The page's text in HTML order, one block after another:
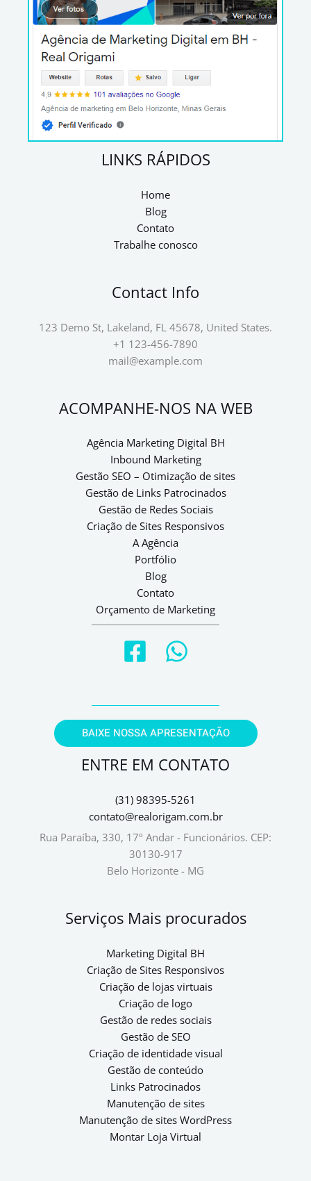
LINKS RÁPIDOS
Home
Blog
Contato
Trabalhe conosco
Contact Info
123 Demo St, Lakeland, FL 45678, United States.
+1 123-456-7890
mail@example.com
ACOMPANHE-NOS NA WEB
Agência Marketing Digital BH
Inbound Marketing
Gestão SEO – Otimização de sites
Gestão de Links Patrocinados
Gestão de Redes Sociais
Criação de Sites Responsivos
A Agência
Portfólio
Blog
Contato
Orçamento de Marketing
BAIXE NOSSA APRESENTAÇÃO
ENTRE EM CONTATO
(31) 98395-5261
contato@realorigam.com.br
Rua Paraíba, 330, 17º Andar - Funcionários. CEP:
30130-917
Belo Horizonte - MG
Serviços Mais procurados
Marketing Digital BH
Criação de Sites Responsivos
Criação de lojas virtuais
Criação de logo
Gestão de redes sociais
Gestão de SEO
Criação de identidade visual
Gestão de conteúdo
Links Patrocinados
Manutenção de sites
Manutenção de sites WordPress
Montar Loja Virtual